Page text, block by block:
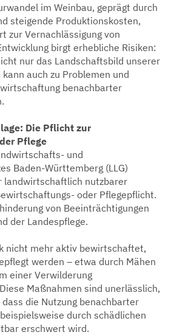
im Weinbau, geprägt durch
steigende Produktionskosten,
zur Vernachlässigung von
birgt erhebliche Risiken:
nur das Landschaftsbild unserer
auch zu Problemen und
benachbarter
Die Pflicht zur
Pflege
und
Baden-Württemberg (LLG)
landwirtschaftlich nutzbarer
oder Pflegepflicht.
von Beeinträchtigungen
der Landespflege.
nicht mehr aktiv bewirtschaftet,
werden – etwa durch Mähen
einer Verwilderung
Maßnahmen sind unerlässlich,
die Nutzung benachbarter
durch schädlichen
erschwert wird.